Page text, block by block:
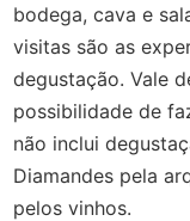
bodega, cava e
visitas são as
degustação. Vale
possibilidade de
não inclui
Diamandes pela
pelos vinhos.